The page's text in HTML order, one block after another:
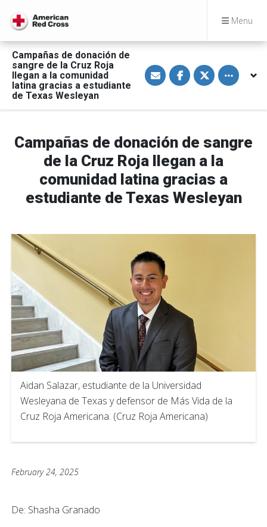
Menu
Campañas de donación de
sangre de la Cruz Roja
llegan a la comunidad
latina gracias a estudiante
de Texas Wesleyan
S
h
a
v
m
a
l
S
h
a
o
c
e
b
o
o
k
S
h
a
o
i
t
t
e
r
Toggle
Campañas de donación de sangre
de la Cruz Roja llegan a la
comunidad latina gracias a
estudiante de Texas Wesleyan
Aidan Salazar, estudiante de la Universidad
Wesleyana de Texas y defensor de Más Vida de la
Cruz Roja Americana. (Cruz Roja Americana)
February 24, 2025
De: Shasha Granado